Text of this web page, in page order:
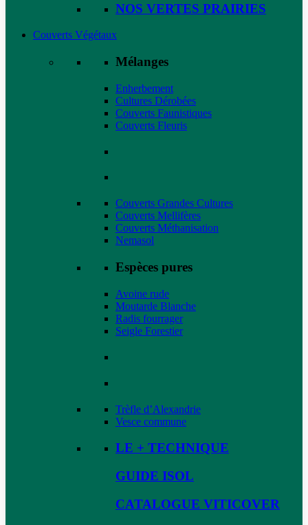
NOS VERTES PRAIRIES
Couverts Végétaux
Mélanges
Enherbement
Cultures Dérobées
Couverts Faunistiques
Couverts Fleuris
Couverts Grandes Cultures
Couverts Mellifères
Couverts Méthanisation
Nemasol
Espèces pures
Avoine rude
Moutarde Blanche
Radis fourrager
Seigle Forestier
Trèfle d’Alexandrie
Vesce commune
LE + TECHNIQUE
GUIDE ISOL
CATALOGUE VITICOVER